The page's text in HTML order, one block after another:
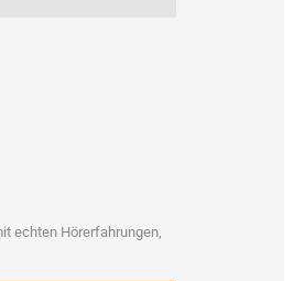
ech­ten Hör­erfah­run­gen,